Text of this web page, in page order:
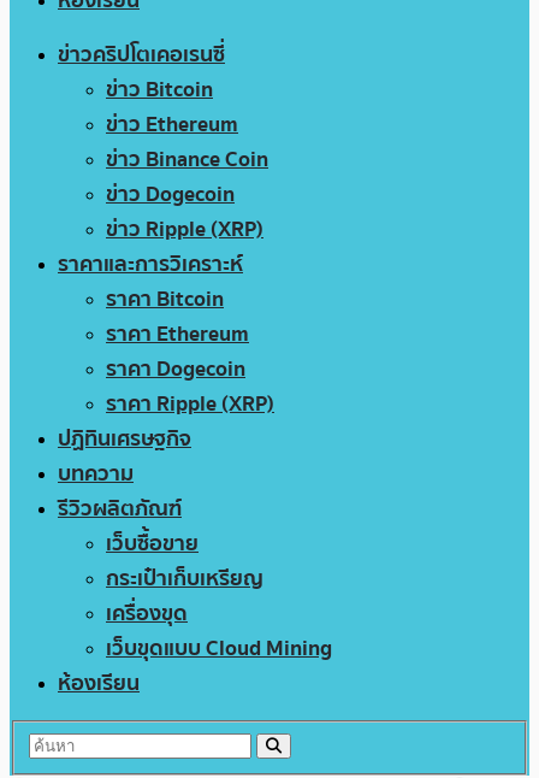
ข่าวคริปโตเคอเรนซี่
ข่าว Bitcoin
ข่าว Ethereum
ข่าว Binance Coin
ข่าว Dogecoin
ข่าว Ripple (XRP)
ราคาและการวิเคราะห์
ราคา Bitcoin
ราคา Ethereum
ราคา Dogecoin
ราคา Ripple (XRP)
ปฏิทินเศรษฐกิจ
บทความ
รีวิวผลิตภัณฑ์
เว็บซื้อขาย
กระเป๋าเก็บเหรียญ
เครื่องขุด
เว็บขุดแบบ Cloud Mining
ห้องเรียน